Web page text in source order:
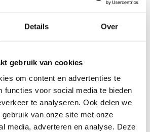
Details Over
gebruik van cookies
om content en advertenties te
functies voor social media te bieden
te analyseren. Ook delen we
van onze site met onze
media, adverteren en analyse. Deze